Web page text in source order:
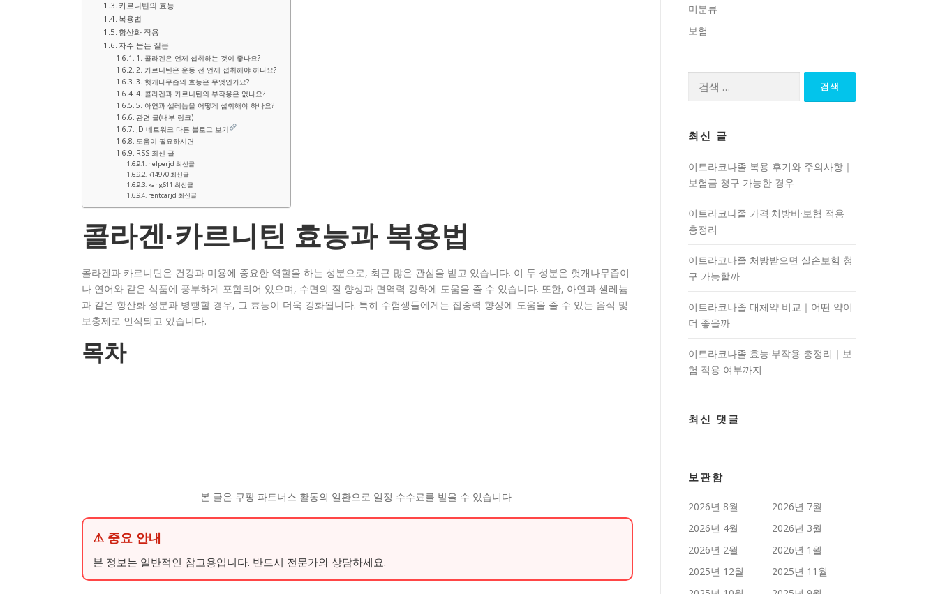
카르니틴의 효능
복용법
항산화 작용
자주 묻는 질문
1. 콜라겐은 언제 섭취하는 것이 좋나요?
2. 카르니틴은 운동 전 언제 섭취해야 하나요?
3. 헛개나무즙의 효능은 무엇인가요?
4. 콜라겐과 카르니틴의 부작용은 없나요?
5. 아연과 셀레늄을 어떻게 섭취해야 하나요?
관련 글(내부 링크)
JD 네트워크 다른 블로그 보기
도움이 필요하시면
RSS 최신 글
helperjd 최신글
k14970 최신글
kang611 최신글
rentcarjd 최신글
콜라겐·카르니틴 효능과 복용법
콜라겐과 카르니틴은 건강과 미용에 중요한 역할을 하는 성분으로, 최근 많은 관심을 받고 있습니다. 이 두 성분은 헛개나무즙이
나 연어와 같은 식품에 풍부하게 포함되어 있으며, 수면의 질 향상과 면역력 강화에 도움을 줄 수 있습니다. 또한, 아연과 셀레늄
과 같은 항산화 성분과 병행할 경우, 그 효능이 더욱 강화됩니다. 특히 수험생들에게는 집중력 향상에 도움을 줄 수 있는 음식 및
보충제로 인식되고 있습니다.
목차
본 글은 쿠팡 파트너스 활동의 일환으로 일정 수수료를 받을 수 있습니다.
⚠ 중요 안내
본 정보는 일반적인 참고용입니다. 반드시 전문가와 상담하세요.
미분류
보험
최신 글
이트라코나졸 복용 후기와 주의사항｜
보험금 청구 가능한 경우
이트라코나졸 가격·처방비·보험 적용
총정리
이트라코나졸 처방받으면 실손보험 청
구 가능할까
이트라코나졸 대체약 비교｜어떤 약이
더 좋을까
이트라코나졸 효능·부작용 총정리｜보
험 적용 여부까지
최신 댓글
보관함
2026년 8월
2026년 7월
2026년 4월
2026년 3월
2026년 2월
2026년 1월
2025년 12월
2025년 11월